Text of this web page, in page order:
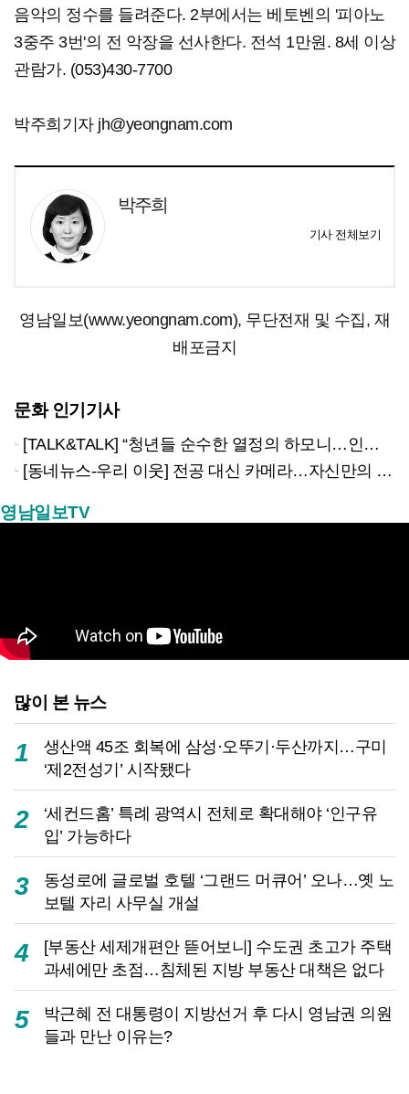
음악의 정수를 들려준다. 2부에서는 베토벤의 '피아노
3중주 3번'의 전 악장을 선사한다. 전석 1만원. 8세 이상
관람가. (053)430-7700
박주희기자 jh@yeongnam.com
박주희
기사 전체보기
영남일보(www.yeongnam.com), 무단전재 및 수집, 재
배포금지
문화 인기기사
[TALK&TALK] “청년들 순수한 열정의 하모니…인류애적 메시지 전할 것”
[동네뉴스-우리 이웃] 전공 대신 카메라…자신만의 ‘웨딩스냅’ 철학 만든 당찬 청년
영남일보TV
많이 본 뉴스
1
생산액 45조 회복에 삼성·오뚜기·두산까지…구미
‘제2전성기’ 시작됐다
2
‘세컨드홈’ 특례 광역시 전체로 확대해야 ‘인구유
입’ 가능하다
3
동성로에 글로벌 호텔 ‘그랜드 머큐어’ 오나…옛 노
보텔 자리 사무실 개설
4
[부동산 세제개편안 뜯어보니] 수도권 초고가 주택
과세에만 초점…침체된 지방 부동산 대책은 없다
5
박근혜 전 대통령이 지방선거 후 다시 영남권 의원
들과 만난 이유는?